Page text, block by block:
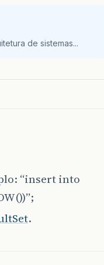
de sistemas...
“insert into
.